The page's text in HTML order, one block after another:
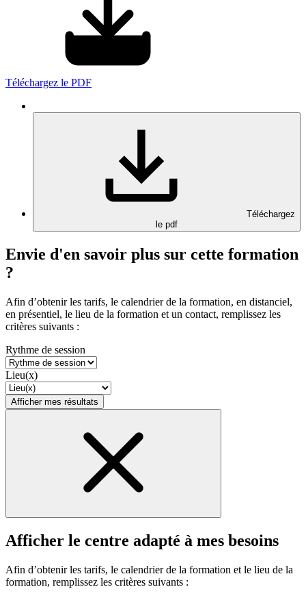
Téléchargez le PDF
Téléchargez
le pdf
Envie d'en savoir plus sur cette formation
?
Afin d’obtenir les tarifs, le calendrier de la formation, en distanciel,
en présentiel, le lieu de la formation et un contact, remplissez les
critères suivants :
Rythme de session
Lieu(x)
Afficher mes résultats
Afficher le centre adapté à mes besoins
Afin d’obtenir les tarifs, le calendrier de la formation et le lieu de la
formation, remplissez les critères suivants :